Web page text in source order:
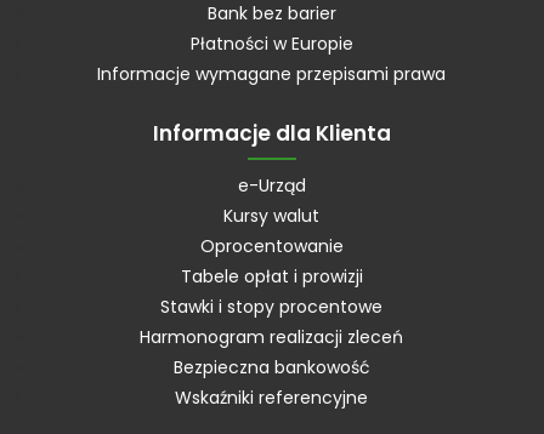
Bank bez barier
Płatności w Europie
Informacje wymagane przepisami prawa
Informacje dla Klienta
e-Urząd
Kursy walut
Oprocentowanie
Tabele opłat i prowizji
Stawki i stopy procentowe
Harmonogram realizacji zleceń
Bezpieczna bankowość
Wskaźniki referencyjne